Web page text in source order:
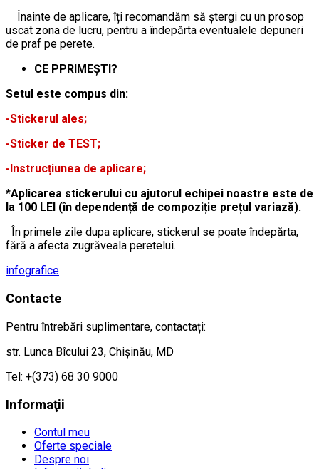
Înainte de aplicare, îți recomandăm să ștergi cu un prosop
uscat zona de lucru, pentru a îndepărta eventualele depuneri
de praf pe perete.
CE PPRIMEȘTI?
Setul este compus din:
-Stickerul ales;
-Sticker de TEST;
-Instrucțiunea de aplicare;
*Aplicarea stickerului cu ajutorul echipei noastre este de
la 100 LEI (în dependență de compoziție prețul variază).
În primele zile dupa aplicare, stickerul se poate îndepărta,
fără a afecta zugrăveala peretelui.
infografice
Contacte
Pentru întrebări suplimentare, contactați:
str. Lunca Bîcului 23, Chișinău, MD
Tel: +(373) 68 30 9000
Informaţii
Contul meu
Oferte speciale
Despre noi